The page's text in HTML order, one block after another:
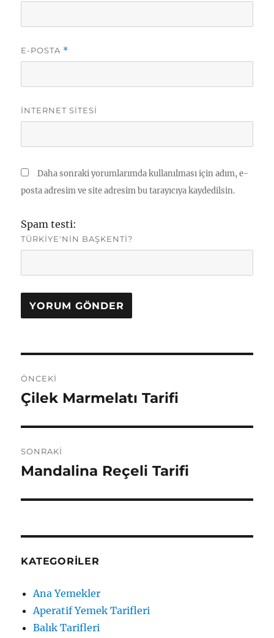
E-POSTA *
İNTERNET SITESI
Daha sonraki yorumlarımda kullanılması için adım, e-
posta adresim ve site adresim bu tarayıcıya kaydedilsin.
Spam testi:
TÜRKIYE'NIN BAŞKENTI?
gezinmesi
ÖNCEKI
Önceki
Çilek Marmelatı Tarifi
SONRAKI
Sonraki
Mandalina Reçeli Tarifi
KATEGORILER
Ana Yemekler
Aperatif Yemek Tarifleri
Balık Tarifleri